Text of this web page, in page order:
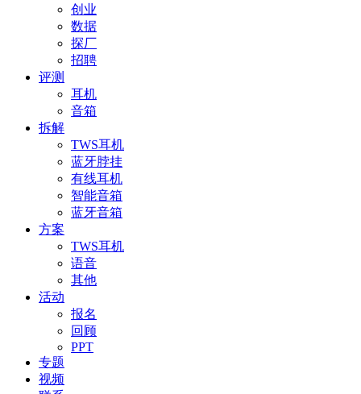
创业
数据
探厂
招聘
评测
耳机
音箱
拆解
TWS耳机
蓝牙脖挂
有线耳机
智能音箱
蓝牙音箱
方案
TWS耳机
语音
其他
活动
报名
回顾
PPT
专题
视频